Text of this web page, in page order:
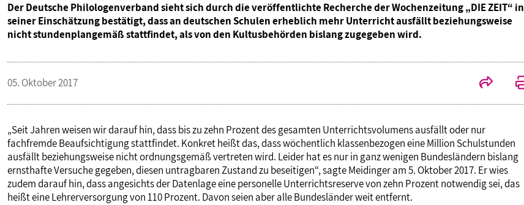
Kontakt
BAGSO
PUBLIKATIONEN
Der Deutsche Philologenverband sieht sich durch die veröffentlichte Recherche der Wochenzeitung „DIE ZEIT“ in
seiner Einschätzung bestätigt, dass an deutschen Schulen erheblich mehr Unterricht ausfällt beziehungsweise
nicht stundenplangemäß stattfindet, als von den Kultusbehörden bislang zugegeben wird.
05. Oktober 2017
„Seit Jahren weisen wir darauf hin, dass bis zu zehn Prozent des gesamten Unterrichtsvolumens ausfällt oder nur
fachfremde Beaufsichtigung stattfindet. Konkret heißt das, dass wöchentlich klassenbezogen eine Million Schulstunden
ausfällt beziehungsweise nicht ordnungsgemäß vertreten wird. Leider hat es nur in ganz wenigen Bundesländern bislang
ernsthafte Versuche gegeben, diesen untragbaren Zustand zu beseitigen“, sagte Meidinger am 5. Oktober 2017. Er wies
zudem darauf hin, dass angesichts der Datenlage eine personelle Unterrichtsreserve von zehn Prozent notwendig sei, das
heißt eine Lehrerversorgung von 110 Prozent. Davon seien aber alle Bundesländer weit entfernt.